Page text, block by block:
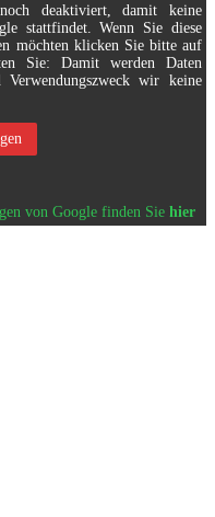
deaktiviert, damit keine
stattfindet. Wenn Sie diese
möchten klicken Sie bitte auf
Sie: Damit werden Daten
wir keine
von Google finden Siehier